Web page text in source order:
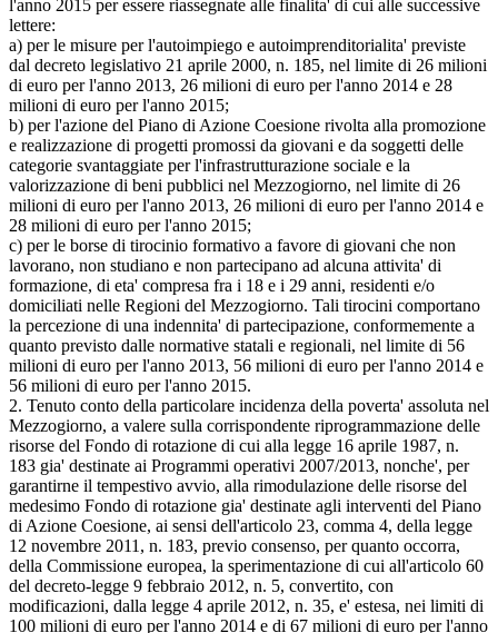
l'anno 2015 per essere riassegnate alle finalita' di cui alle successive
lettere:
a) per le misure per l'autoimpiego e autoimprenditorialita' previste
dal decreto legislativo 21 aprile 2000, n. 185, nel limite di 26 milioni
di euro per l'anno 2013, 26 milioni di euro per l'anno 2014 e 28
milioni di euro per l'anno 2015;
b) per l'azione del Piano di Azione Coesione rivolta alla promozione
e realizzazione di progetti promossi da giovani e da soggetti delle
categorie svantaggiate per l'infrastrutturazione sociale e la
valorizzazione di beni pubblici nel Mezzogiorno, nel limite di 26
milioni di euro per l'anno 2013, 26 milioni di euro per l'anno 2014 e
28 milioni di euro per l'anno 2015;
c) per le borse di tirocinio formativo a favore di giovani che non
lavorano, non studiano e non partecipano ad alcuna attivita' di
formazione, di eta' compresa fra i 18 e i 29 anni, residenti e/o
domiciliati nelle Regioni del Mezzogiorno. Tali tirocini comportano
la percezione di una indennita' di partecipazione, conformemente a
quanto previsto dalle normative statali e regionali, nel limite di 56
milioni di euro per l'anno 2013, 56 milioni di euro per l'anno 2014 e
56 milioni di euro per l'anno 2015.
2. Tenuto conto della particolare incidenza della poverta' assoluta nel
Mezzogiorno, a valere sulla corrispondente riprogrammazione delle
risorse del Fondo di rotazione di cui alla legge 16 aprile 1987, n.
183 gia' destinate ai Programmi operativi 2007/2013, nonche', per
garantirne il tempestivo avvio, alla rimodulazione delle risorse del
medesimo Fondo di rotazione gia' destinate agli interventi del Piano
di Azione Coesione, ai sensi dell'articolo 23, comma 4, della legge
12 novembre 2011, n. 183, previo consenso, per quanto occorra,
della Commissione europea, la sperimentazione di cui all'articolo 60
del decreto-legge 9 febbraio 2012, n. 5, convertito, con
modificazioni, dalla legge 4 aprile 2012, n. 35, e' estesa, nei limiti di
100 milioni di euro per l'anno 2014 e di 67 milioni di euro per l'anno